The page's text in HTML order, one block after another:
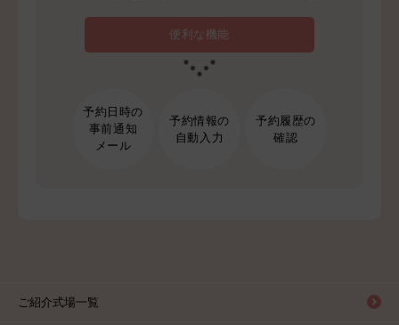
便利な機能
予約日時の
事前通知
メール
予約情報の
自動入力
予約履歴の
確認
ご紹介式場一覧